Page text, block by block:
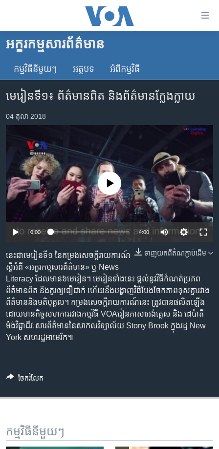
គេហទំព័រ​
ទាក់ទង
និង​
ចូល​
ទំព័រ​
ព័ត៌មាន​​
និង​
ចូល​
ទៅ​
សម្ព័ន្ធ​
និង​
ចូល​
ទៅ​
កាន់​
ទំព័រ​
ស្វែង​
រក
កម្ពុជា
អន្តរជាតិ
ហេឡូវីអូអេ
កម្ពុជាច្នៃប្រតិដ្ឋ
ព្រឹត្តិការណ៍ព័ត៌មាន
ទូរទស្សន៍ / វីដេអូ​
វិទ្យុ / ផតខាសថ៍
កម្មវិធីទាំងអស់
Khmer English
បណ្តាញ​សង្គម
ភាសា
អក្ខរកម្ម​សារព័ត៌មាន
កម្មវិធី​នីមួយៗ អត្ថបទ​ អំពី​កម្មវិធី​
មេរៀន​ទី១៖ ព័ត៌មាន​ពិត​ និង​ព័ត៌មាន​ក្លែងក្លាយ
04 តុលា 2018
No media source currently available
0:00 4:00
ទាញ​យក​ពី​តំណភ្ជាប់​ដើម
នេះ​ជា​មេរៀនទី១ នៃ​កម្រង​សេចក្ដី​រាយការណ៍​
ស្តីអំពី «អក្ខរកម្ម​សារព័ត៌មាន» ឬ News
Literacy ​ដែល​មាន​៦មេរៀន។ មេរៀន​ទាំងនេះ ផ្ដល់​នូវ​វិធី​កំណត់​ប្រភព​
ព័ត៌មាន​ពិត និង​គួរ​ឲ្យ​ជឿ​ជាក់ ហើយ​នឹង​បង្ហាញ​វិធី​បែង​ចែក​ភាព​ខុស​គ្នា​រវាង​
ព័ត៌មាន​និង​មតិ​បុគ្គល។ កម្រង​សេចក្ដីរាយការណ៍​នេះ ត្រូវ​បាន​ផលិត​ឡើង​
ដោយ​មាន​កិច្ចសហការ​រវាង​កម្មវិធី VOAរៀន​ភាសា​អង់គ្លេស និង ដេប៉ាតឺ
ម៉ង់​វិជ្ជាជីវៈ​សារព័ត៌មាន​នៃ​សាកល​វិទ្យាល័យ Stony Brook ក្នុង​រដ្ឋ​ New
York សហរដ្ឋ​អាមេរិក៕
ចែករំលែក
កម្មវិធី​នីមួយៗ